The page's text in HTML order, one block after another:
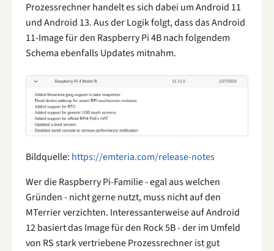
Prozessrechner handelt es sich dabei um Android 11
und Android 13. Aus der Logik folgt, dass das Android
11-Image für den Raspberry Pi 4B nach folgendem
Schema ebenfalls Updates mitnahm.
Bildquelle: https://emteria.com/release-notes
Wer die Raspberry Pi-Familie - egal aus welchen
Gründen - nicht gerne nutzt, muss nicht auf den
MTerrier verzichten. Interessanterweise auf Android
12 basiert das Image für den Rock 5B - der im Umfeld
von RS stark vertriebene Prozessrechner ist gut